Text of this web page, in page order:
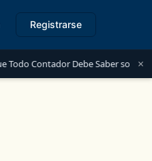
sobre el Financiamiento para
×
Registrarse